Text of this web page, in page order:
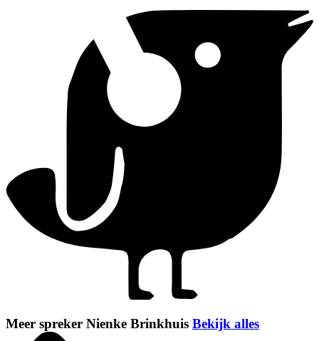
Meer spreker Nienke Brinkhuis Bekijk alles